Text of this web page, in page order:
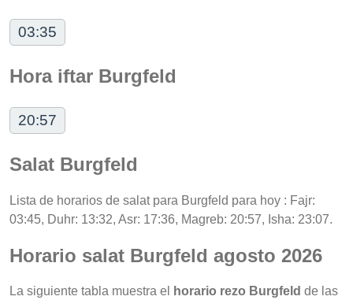
03:35
Hora iftar Burgfeld
20:57
Salat Burgfeld
Lista de horarios de salat para Burgfeld para hoy : Fajr:
03:45, Duhr: 13:32, Asr: 17:36, Magreb: 20:57, Isha: 23:07.
Horario salat Burgfeld agosto 2026
La siguiente tabla muestra el horario rezo Burgfeld de las